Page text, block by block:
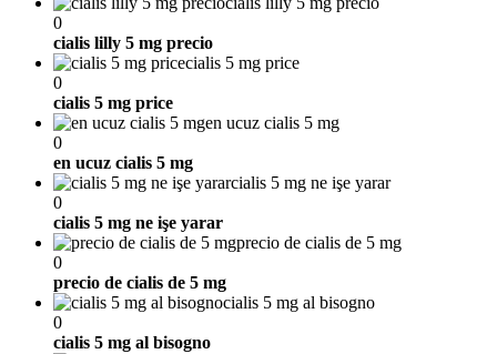
0
cialis lilly 5 mg precio
cialis 5 mg price
0
cialis 5 mg price
en ucuz cialis 5 mg
0
en ucuz cialis 5 mg
cialis 5 mg ne işe yarar
0
cialis 5 mg ne işe yarar
precio de cialis de 5 mg
0
precio de cialis de 5 mg
cialis 5 mg al bisogno
0
cialis 5 mg al bisogno